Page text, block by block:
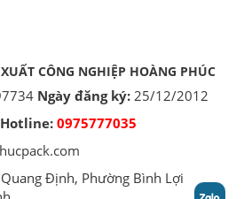
CÔNG NGHIỆP HOÀNG PHÚC
Ngày đăng ký: 25/12/2012
0975777035
Định, Phường Bình Lợi